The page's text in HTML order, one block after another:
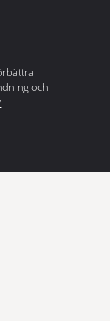
hjälper gärna till!
och